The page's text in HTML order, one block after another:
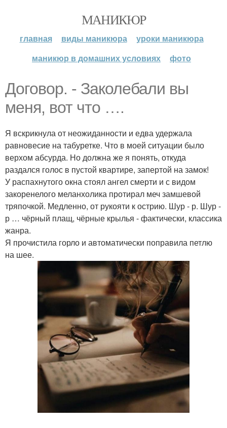
МАНИКЮР
главная виды маникюра
уроки маникюра
маникюр в домашних условиях
фото
Договор. - Заколебали вы
меня, вот что ….
Я вскрикнула от неожиданности и едва удержала
равновесие на табуретке. Что в моей ситуации было
верхом абсурда. Но должна же я понять, откуда
раздался голос в пустой квартире, запертой на замок!
У распахнутого окна стоял ангел смерти и с видом
закоренелого меланхолика протирал меч замшевой
тряпочкой. Медленно, от рукояти к острию. Шур - р. Шур -
р … чёрный плащ, чёрные крылья - фактически, классика
жанра.
Я прочистила горло и автоматически поправила петлю
на шее.